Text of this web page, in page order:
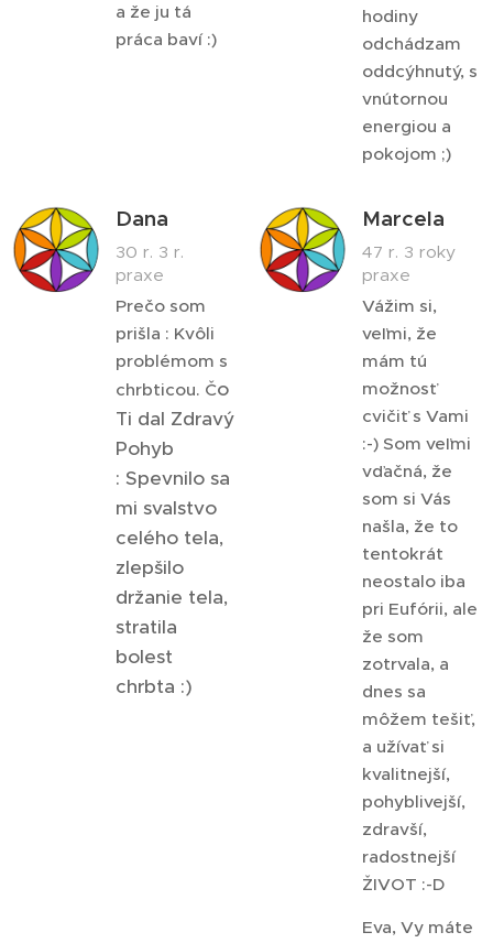
a že ju tá
práca baví :)
hodiny
odchádzam
oddcýhnutý, s
vnútornou
energiou a
pokojom ;)
Dana
30 r. 3 r.
praxe
Prečo som
prišla : Kvôli
problémom s
chrbticou. Čo
Ti dal Zdravý
Pohyb
: Spevnilo sa
mi svalstvo
celého tela,
zlepšilo
držanie tela,
stratila
bolest
chrbta :)
Marcela
47 r. 3 roky
praxe
Vážim si,
veľmi, že
mám tú
možnosť
cvičiť s Vami
:-) Som veľmi
vďačná, že
som si Vás
našla, že to
tentokrát
neostalo iba
pri Eufórii, ale
že som
zotrvala, a
dnes sa
môžem tešiť,
a užívať si
kvalitnejší,
pohyblivejší,
zdravší,
radostnejší
ŽIVOT :-D
Eva, Vy máte